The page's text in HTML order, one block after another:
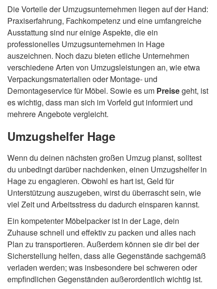
Die Vorteile der Umzugsunternehmen liegen auf der Hand:
Praxiserfahrung, Fachkompetenz und eine umfangreiche
Ausstattung sind nur einige Aspekte, die ein
professionelles Umzugsunternehmen in Hage
auszeichnen. Noch dazu bieten etliche Unternehmen
verschiedene Arten von Umzugsleistungen an, wie etwa
Verpackungsmaterialien oder Montage- und
Demontageservice für Möbel. Sowie es um Preisegeht, ist
es wichtig, dass man sich im Vorfeld gut informiert und
mehrere Angebote vergleicht.
Umzugshelfer Hage
Wenn du deinen nächsten großen Umzug planst, solltest
du unbedingt darüber nachdenken, einen Umzugshelfer in
Hage zu engagieren. Obwohl es hart ist, Geld für
Unterstützung auszugeben, wirst du überrascht sein, wie
viel Zeit und Arbeitsstress du dadurch einsparen kannst.
Ein kompetenter Möbelpacker ist in der Lage, dein
Zuhause schnell und effektiv zu packen und alles nach
Plan zu transportieren. Außerdem können sie dir bei der
Sicherstellung helfen, dass alle Gegenstände sachgemäß
verladen werden; was insbesondere bei schweren oder
empfindlichen Gegenständen außerordentlich wichtig ist.